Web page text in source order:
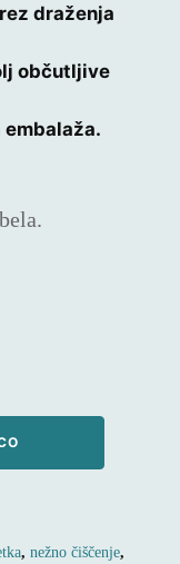
draženja
občutljive
, nežno čiščenje,